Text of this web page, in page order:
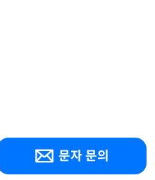
문자 문의